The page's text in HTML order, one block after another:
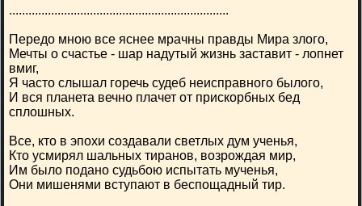
....................................................................
Передо мною все яснее мрачны правды Мира злого,
Мечты о счастье - шар надутый жизнь заставит - лопнет
вмиг,
Я часто слышал горечь судеб неисправного былого,
И вся планета вечно плачет от прискорбных бед
сплошных.
Все, кто в эпохи создавали светлых дум ученья,
Кто усмирял шальных тиранов, возрождая мир,
Им было подано судьбою испытать мученья,
Они мишенями вступают в беспощадный тир.